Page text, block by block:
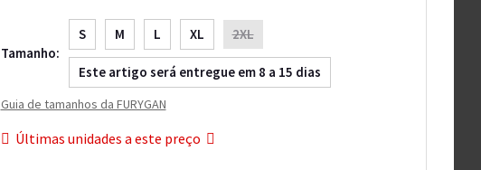
Tamanho:
S M L XL 2XL
Este artigo será entregue em 8 a 15 dias
Guia de tamanhos da FURYGAN
Últimas unidades a este preço